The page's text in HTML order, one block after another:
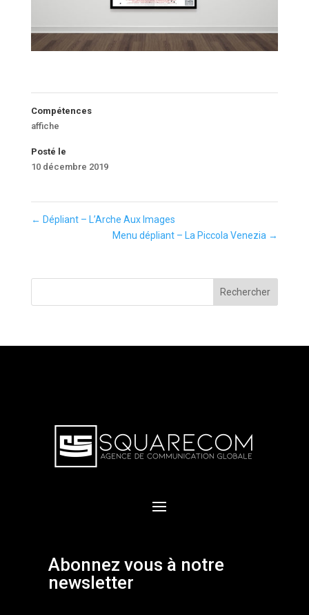
Compétences
affiche
Posté le
10 décembre 2019
← Dépliant – L’Arche Aux Images
Menu dépliant – La Piccola Venezia →
Abonnez vous à notre
newsletter